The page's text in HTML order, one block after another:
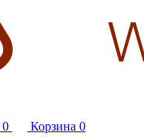
0 Корзина 0